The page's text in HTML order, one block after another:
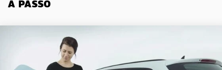
A PASSO